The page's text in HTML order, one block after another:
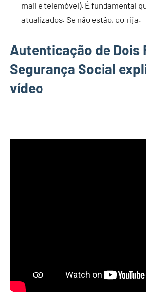
mail e telemóvel). É fundamental
atualizados. Se não estão, corrija.
Autenticação de Dois
Segurança Social
vídeo